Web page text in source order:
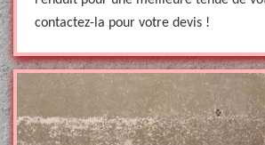
contactez-la pour votre devis !